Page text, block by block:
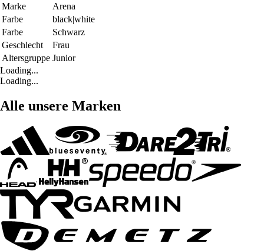
Marke
Arena
Farbe
black|white
Farbe
Schwarz
Geschlecht
Frau
Altersgruppe Junior
Loading...
Loading...
Alle unsere Marken